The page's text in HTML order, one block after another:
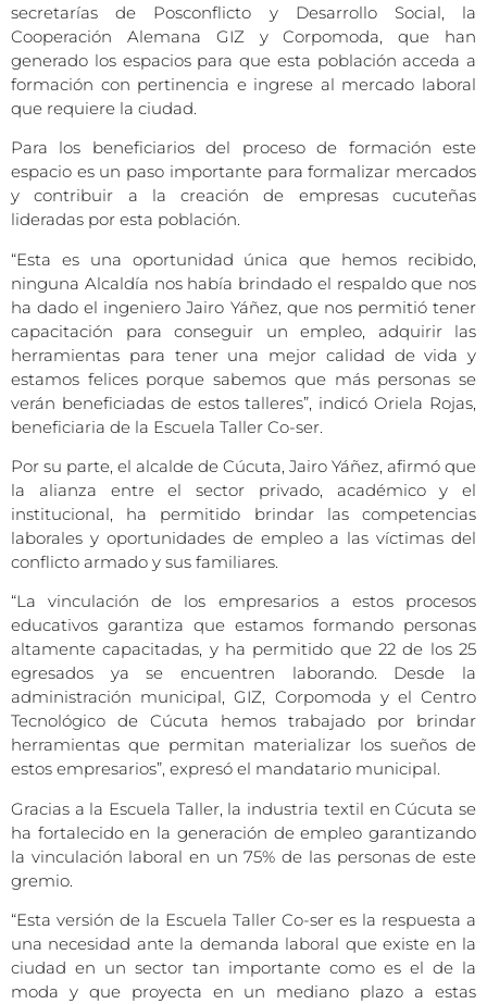
secretarías de Posconflicto y Desarrollo Social, la
Cooperación Alemana GIZ y Corpomoda, que han
generado los espacios para que esta población acceda a
formación con pertinencia e ingrese al mercado laboral
que requiere la ciudad.
Para los beneficiarios del proceso de formación este
espacio es un paso importante para formalizar mercados
y contribuir a la creación de empresas cucuteñas
lideradas por esta población.
“Esta es una oportunidad única que hemos recibido,
ninguna Alcaldía nos había brindado el respaldo que nos
ha dado el ingeniero Jairo Yáñez, que nos permitió tener
capacitación para conseguir un empleo, adquirir las
herramientas para tener una mejor calidad de vida y
estamos felices porque sabemos que más personas se
verán beneficiadas de estos talleres”, indicó Oriela Rojas,
beneficiaria de la Escuela Taller Co-ser.
Por su parte, el alcalde de Cúcuta, Jairo Yáñez, afirmó que
la alianza entre el sector privado, académico y el
institucional, ha permitido brindar las competencias
laborales y oportunidades de empleo a las víctimas del
conflicto armado y sus familiares.
“La vinculación de los empresarios a estos procesos
educativos garantiza que estamos formando personas
altamente capacitadas, y ha permitido que 22 de los 25
egresados ya se encuentren laborando. Desde la
administración municipal, GIZ, Corpomoda y el Centro
Tecnológico de Cúcuta hemos trabajado por brindar
herramientas que permitan materializar los sueños de
estos empresarios”, expresó el mandatario municipal.
Gracias a la Escuela Taller, la industria textil en Cúcuta se
ha fortalecido en la generación de empleo garantizando
la vinculación laboral en un 75% de las personas de este
gremio.
“Esta versión de la Escuela Taller Co-ser es la respuesta a
una necesidad ante la demanda laboral que existe en la
ciudad en un sector tan importante como es el de la
moda y que proyecta en un mediano plazo a estas